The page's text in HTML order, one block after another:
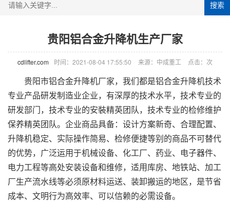
搜索
贵阳铝合金升降机生产厂家
cdlifter.com 时间：2021-08-04 17:55:50 来源：中成重工 点击： 次
贵阳市铝合金升降机厂家，我们都是铝合金升降机技术
专业产品研发制造业企业，有深厚的技术水平，技术专业的
研发部门，技术专业的安裝精英团队，技术专业的检修维护
保养精英团队。企业商品具备：设计方案新奇、合理配置、
升降机稳定、实际操作简易、检修便捷等别的商品不可替代
的优势，广泛运用于机械设备、化工厂、药业、电子器件、
电力工程等高处安装设备和维修，适用库房、地铁站、加工
厂生产流水线等必须原材料运送、装卸搬运的地区，是节省
成本、文明行为高效率、可以信赖的必需设备。